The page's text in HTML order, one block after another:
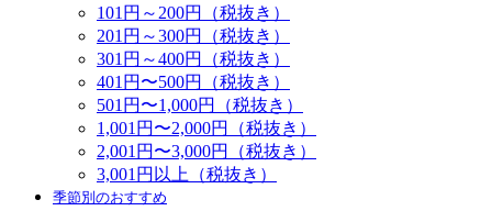
101円～200円（税抜き）
201円～300円（税抜き）
301円～400円（税抜き）
401円〜500円（税抜き）
501円〜1,000円（税抜き）
1,001円〜2,000円（税抜き）
2,001円〜3,000円（税抜き）
3,001円以上（税抜き）
季節別のおすすめ